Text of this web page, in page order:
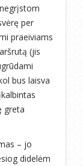
per
praeiviams
(jis
bus laisva
greta
– jo
didelėm